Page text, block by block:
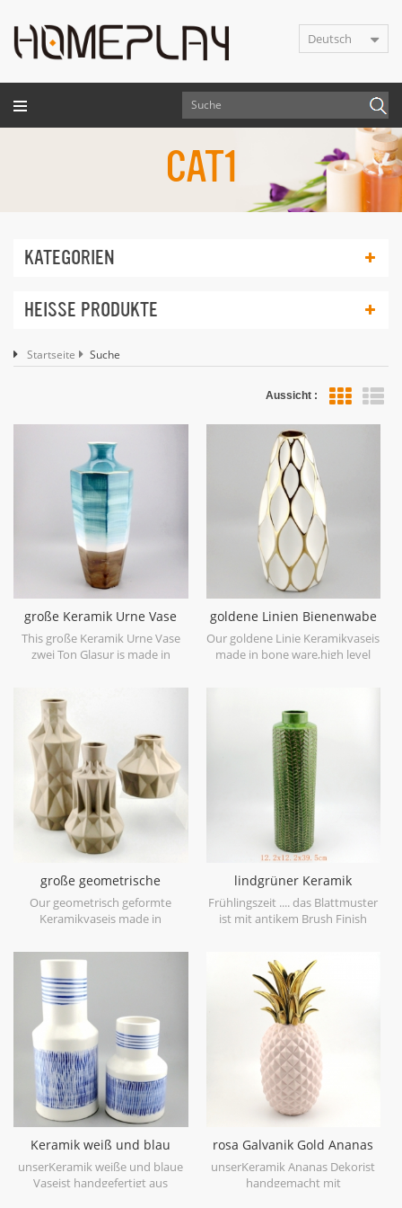
Deutsch
CAT1
KATEGORIEN
HEISSE PRODUKTE
Startseite Suche
Aussicht :
große Keramik Urne Vase
zwei Ton Glasur
This große Keramik Urne Vase
zwei Ton Glasur is made in
material to present two tone
colors,it is hand crafted so the
color is variance,two size
options with 19.7''h and 16.7''h.
goldene Linien Bienenwabe
keramische weiße Vase
Our goldene Linie Keramikvaseis
made in bone ware,high level
große geometrische
Keramikvase braun 3er Set
Our geometrisch geformte
Keramikvaseis made in
material in geometric shapes,it is
hand-crafted with three sizes
assorted,very nice fit with your
modern furniture.
lindgrüner Keramik
Vasenblatt Patten
Frühlingszeit .... das Blattmuster
ist mit antikem Brush Finish
ist aus Feinsteinzeug in China
gefertigt, bekommen mehr
Frühlingsstimmung versuchen
Sie dieslindgrüne Keramikvase.
Keramik weiß und blau
Tischvase Hand malen
unserKeramik weiße und blaue
Vaseist handgefertigt aus
rosa Galvanik Gold Ananas
Figur Haus Deko
unserKeramik Ananas Dekorist
handgemacht mit